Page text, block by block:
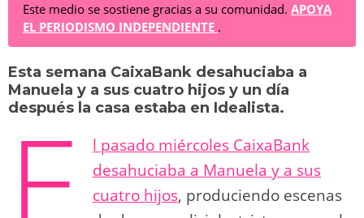
e
sk
y
st
o
d
o
e
gr
a
m
at
s
A
p
p
c
e
b
o
o
k
d
di
t
p
y
Li
n
k
m
p
ar
Este medio se sostiene gracias a su comunidad. APOYA
EL PERIODISMO INDEPENDIENTE .
Esta semana CaixaBank desahuciaba a
Manuela y a sus cuatro hijos y un día
después la casa estaba en Idealista.
l pasado miércoles CaixaBank
desahuciaba a Manuela y a sus
cuatro hijos, produciendo escenas